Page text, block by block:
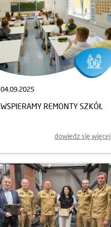
04.09.2025
WSPIERAMY REMONTY SZKÓŁ
dowiedz się więcej